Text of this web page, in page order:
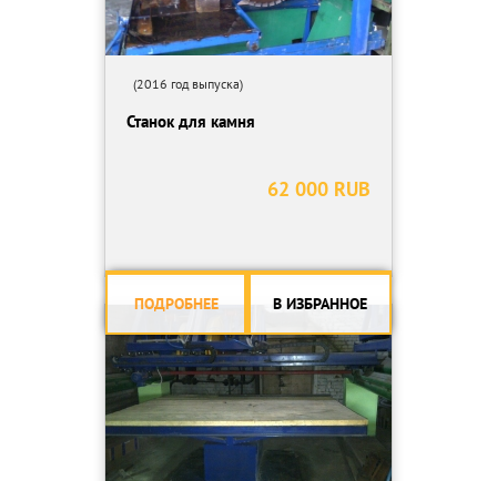
(2016 год выпуска)
Станок для камня
62 000 RUB
ПОДРОБНЕЕ В ИЗБРАННОЕ